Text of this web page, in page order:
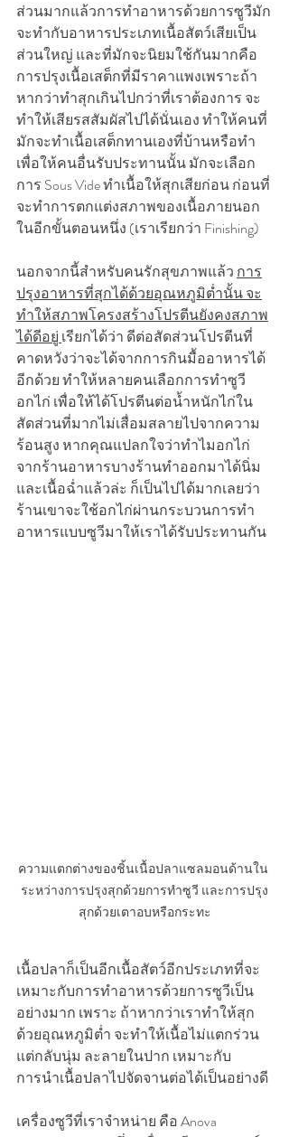
ส่วนมากแล้วการทำอาหารด้วยการซูวีมัก
จะทำกับอาหารประเภทเนื้อสัตว์เสียเป็น
ส่วนใหญ่ และที่มักจะนิยมใช้กันมากคือ
การปรุงเนื้อเสต็กที่มีราคาแพงเพราะถ้า
หากว่าทำสุกเกินไปกว่าที่เราต้องการ จะ
ทำให้เสียรสสัมผัสไปได้นั่นเอง ทำให้คนที่
มักจะทำเนื้อเสต็กทานเองที่บ้านหรือทำ
เพื่อให้คนอื่นรับประทานนั้น มักจะเลือก
การ Sous Vide ทำเนื้อให้สุกเสียก่อน ก่อนที่
จะทำการตกแต่งสภาพของเนื้อภายนอก
ในอีกขั้นตอนหนึ่ง (เราเรียกว่า Finishing)
นอกจากนี้สำหรับคนรักสุขภาพแล้ว การ
ปรุงอาหารที่สุกได้ด้วยอุณหภูมิต่ำนั้น จะ
ทำให้สภาพโครงสร้างโปรตีนยังคงสภาพ
ได้ดีอยู่ เรียกได้ว่า ดีต่อสัดส่วนโปรตีนที่
คาดหวังว่าจะได้จากการกินมื้ออาหารได้
อีกด้วย ทำให้หลายคนเลือกการทำซูวี
อกไก่ เพื่อให้ได้โปรตีนต่อน้ำหนักไก่ใน
สัดส่วนที่มากไม่เสื่อมสลายไปจากความ
ร้อนสูง หากคุณแปลกใจว่าทำไมอกไก่
จากร้านอาหารบางร้านทำออกมาได้นิ่ม
และเนื้อฉ่ำแล้วล่ะ ก็เป็นไปได้มากเลยว่า
ร้านเขาจะใช้อกไก่ผ่านกระบวนการทำ
อาหารแบบซูวีมาให้เราได้รับประทานกัน
ความแตกต่างของชิ้นเนื้อปลาแซลมอนด้านใน
ระหว่างการปรุงสุกด้วยการทำซูวี และการปรุง
สุกด้วยเตาอบหรือกระทะ
เนื้อปลาก็เป็นอีกเนื้อสัตว์อีกประเภทที่จะ
เหมาะกับการทำอาหารด้วยการซูวีเป็น
อย่างมาก เพราะ ถ้าหากว่าเราทำให้สุก
ด้วยอุณหภูมิต่ำ จะทำให้เนื้อไม่แตกร่วน
แต่กลับนุ่ม ละลายในปาก เหมาะกับ
การนำเนื้อปลาไปจัดจานต่อได้เป็นอย่างดี
เครื่องซูวีที่เราจำหน่าย คือ Anova